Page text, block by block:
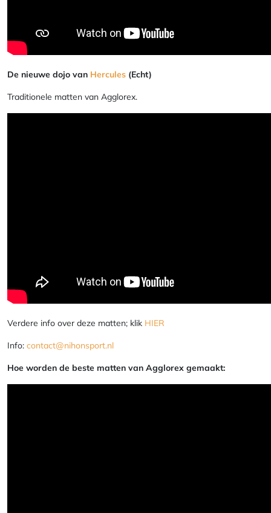
De nieuwe dojo van Hercules (Echt)
Traditionele matten van Agglorex.
Verdere info over deze matten; klik HIER
Info: contact@nihonsport.nl
Hoe worden de beste matten van Agglorex gemaakt: